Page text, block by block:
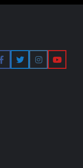
FacebookTwitterInstagramYouTube